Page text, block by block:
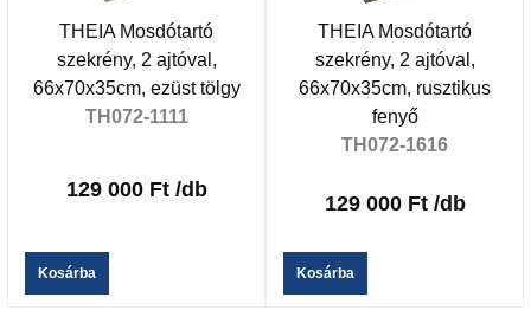
THEIA Mosdótartó
szekrény, 2 ajtóval,
66x70x35cm, ezüst tölgy
TH072-1111
129 000 Ft /db
Kosárba
THEIA Mosdótartó
szekrény, 2 ajtóval,
66x70x35cm, rusztikus
fenyő
TH072-1616
129 000 Ft /db
Kosárba